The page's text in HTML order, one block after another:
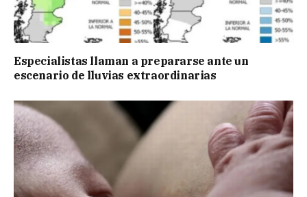
Especialistas llaman a prepararse ante un
escenario de lluvias extraordinarias